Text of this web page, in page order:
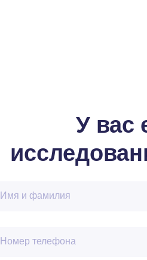
У вас
Имя и фамилия
Номер телефона